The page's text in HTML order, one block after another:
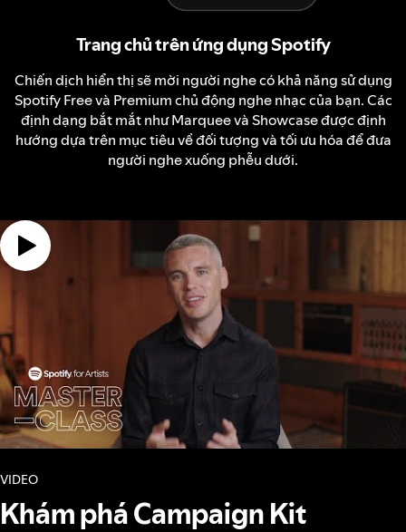
Trang chủ trên ứng dụng Spotify
Chiến dịch hiển thị sẽ mời người nghe có khả năng sử dụng
Spotify Free và Premium chủ động nghe nhạc của bạn. Các
định dạng bắt mắt như Marquee và Showcase được định
hướng dựa trên mục tiêu về đối tượng và tối ưu hóa để đưa
người nghe xuống phễu dưới.
VIDEO
Khám phá Campaign Kit